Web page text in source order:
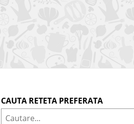
CAUTA RETETA PREFERATA